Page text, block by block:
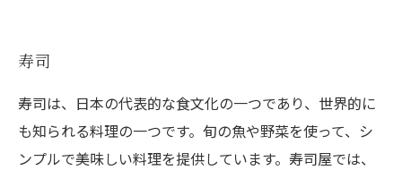
寿司
寿司は、日本の代表的な食文化の一つであり、世界的に
も知られる料理の一つです。旬の魚や野菜を使って、シ
ンプルで美味しい料理を提供しています。寿司屋では、